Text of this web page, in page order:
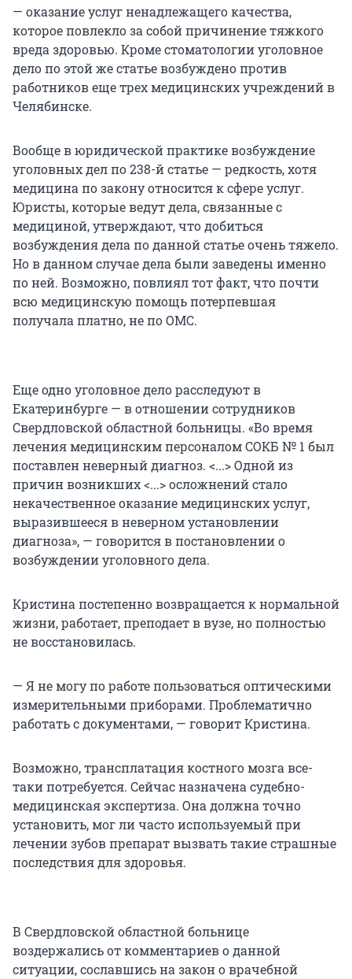
— оказание услуг ненадлежащего качества,
которое повлекло за собой причинение тяжкого
вреда здоровью. Кроме стоматологии уголовное
дело по этой же статье возбуждено против
работников еще трех медицинских учреждений в
Челябинске.
Вообще в юридической практике возбуждение
уголовных дел по 238-й статье — редкость, хотя
медицина по закону относится к сфере услуг.
Юристы, которые ведут дела, связанные с
медициной, утверждают, что добиться
возбуждения дела по данной статье очень тяжело.
Но в данном случае дела были заведены именно
по ней. Возможно, повлиял тот факт, что почти
всю медицинскую помощь потерпевшая
получала платно, не по ОМС.
Еще одно уголовное дело расследуют в
Екатеринбурге — в отношении сотрудников
Свердловской областной больницы. «Во время
лечения медицинским персоналом СОКБ № 1 был
поставлен неверный диагноз. <...> Одной из
причин возникших <...> осложнений стало
некачественное оказание медицинских услуг,
выразившееся в неверном установлении
диагноза», — говорится в постановлении о
возбуждении уголовного дела.
Кристина постепенно возвращается к нормальной
жизни, работает, преподает в вузе, но полностью
не восстановилась.
— Я не могу по работе пользоваться оптическими
измерительными приборами. Проблематично
работать с документами, — говорит Кристина.
Возможно, трансплатация костного мозга все-
таки потребуется. Сейчас назначена судебно-
медицинская экспертиза. Она должна точно
установить, мог ли часто используемый при
лечении зубов препарат вызвать такие страшные
последствия для здоровья.
В Свердловской областной больнице
воздержались от комментариев о данной
ситуации, сославшись на закон о врачебной